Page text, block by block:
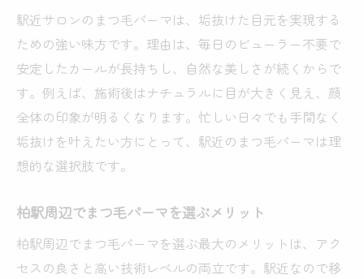
駅近サロンのまつ毛パーマは、垢抜けた目元を実現する
ための強い味方です。理由は、毎日のビューラー不要で
安定したカールが長持ちし、自然な美しさが続くからで
す。例えば、施術後はナチュラルに目が大きく見え、顔
全体の印象が明るくなります。忙しい日々でも手間なく
垢抜けを叶えたい方にとって、駅近のまつ毛パーマは理
想的な選択肢です。
柏駅周辺でまつ毛パーマを選ぶメリット
柏駅周辺でまつ毛パーマを選ぶ最大のメリットは、アク
セスの良さと高い技術レベルの両立です。駅近なので移